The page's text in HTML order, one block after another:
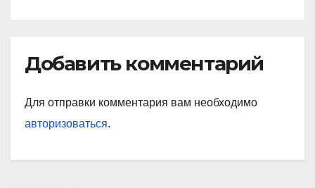
Добавить комментарий
Для отправки комментария вам необходимо
авторизоваться.